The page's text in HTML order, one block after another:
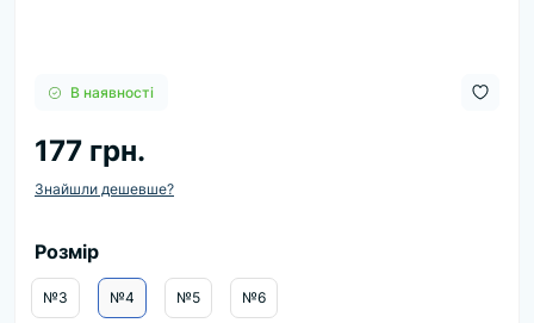
В наявності
177 грн.
Знайшли дешевше?
Розмір
№3 №4 №5 №6